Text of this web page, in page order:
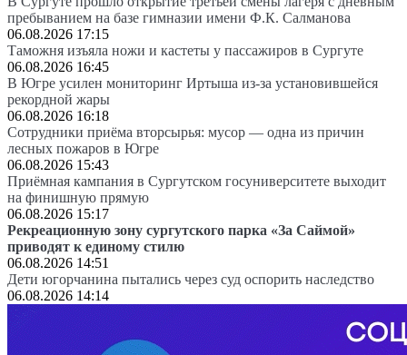
пребыванием на базе гимназии имени Ф.К. Салманова
06.08.2026 17:15
Таможня изъяла ножи и кастеты у пассажиров в Сургуте
06.08.2026 16:45
В Югре усилен мониторинг Иртыша из-за установившейся
рекордной жары
06.08.2026 16:18
Сотрудники приёма вторсырья: мусор — одна из причин
лесных пожаров в Югре
06.08.2026 15:43
Приёмная кампания в Сургутском госуниверситете выходит
на финишную прямую
06.08.2026 15:17
Рекреационную зону сургутского парка «За Саймой»
приводят к единому стилю
06.08.2026 14:51
Дети югорчанина пытались через суд оспорить наследство
06.08.2026 14:14